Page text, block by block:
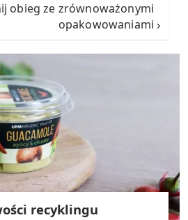
obieg ze zrównoważonymi
opakowowaniami
recyklingu